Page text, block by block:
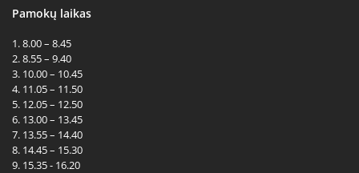
Pamokų laikas
1. 8.00 – 8.45
2. 8.55 – 9.40
3. 10.00 – 10.45
4. 11.05 – 11.50
5. 12.05 – 12.50
6. 13.00 – 13.45
7. 13.55 – 14.40
8. 14.45 – 15.30
9. 15.35 - 16.20